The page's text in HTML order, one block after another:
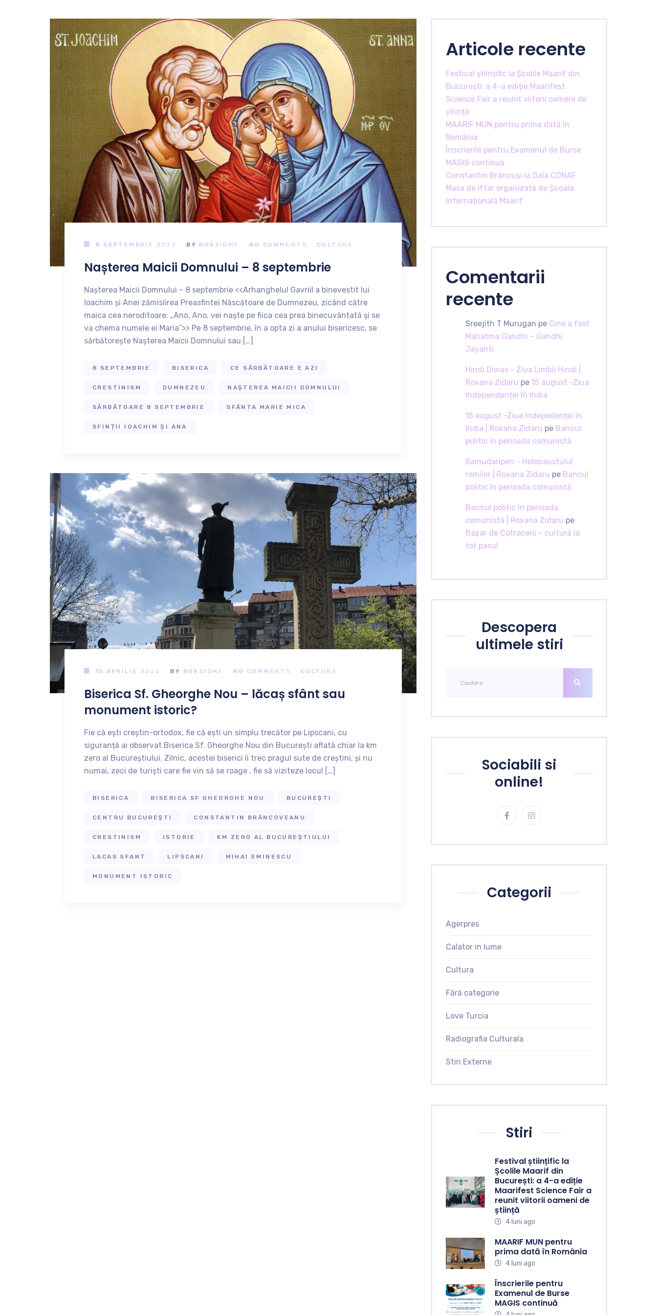
8 SEPTEMBRIE 2022 BY ROXZIDME NO COMMENTS CULTURA
Nașterea Maicii Domnului – 8 septembrie
Nașterea Maicii Domnului – 8 septembrie <<Arhanghelul Gavriil a binevestit lui
Ioachim și Anei zămislirea Preasfintei Născătoare de Dumnezeu, zicând către
maica cea neroditoare: „Ano, Ano, vei naște pe fiica cea prea binecuvântată și se
va chema numele ei Maria”>> Pe 8 septembrie, în a opta zi a anului bisericesc, se
sărbătorește Nașterea Maicii Domnului sau […]
8 SEPTEMBRIE BISERICA CE SĂRBĂTOARE E AZI
CRESTINISM DUMNEZEU NAȘTEREA MAICII DOMNULUI
SĂRBĂTOARE 8 SEPTEMBRIE SFÂNTA MARIE MICA
SFINȚII IOACHIM ȘI ANA
15 APRILIE 2022 BY ROXZIDME NO COMMENTS CULTURA
Biserica Sf. Gheorghe Nou – lăcaș sfânt sau
monument istoric?
Fie că ești creștin-ortodox, fie că ești un simplu trecător pe Lipscani, cu
siguranță ai observat Biserica Sf. Gheorghe Nou din București aflată chiar la km
zero al Bucureștiului. Zilnic, acestei biserici îi trec pragul sute de creștini, și nu
numai, zeci de turiști care fie vin să se roage , fie să viziteze locul […]
BISERICA BISERICA SF GHEORGHE NOU BUCUREȘTI
CENTRU BUCUREȘTI CONSTANTIN BRÂNCOVEANU
CRESTINISM ISTORIE KM ZERO AL BUCUREȘTIULUI
LACAS SFANT LIPSCANI MIHAI EMINESCU
MONUMENT ISTORIC
Articole recente
Festival științific la Școlile Maarif din
București: a 4-a ediție Maarifest
Science Fair a reunit viitorii oameni de
știință
MAARIF MUN pentru prima dată în
România
Înscrierile pentru Examenul de Burse
MAGIS continuă
Constantin Brâncuși la Gala CONAF
Masa de iftar organizată de Școala
Internațională Maarif
Comentarii
recente
Sreejith T Murugan pe Cine a fost
Mahatma Gandhi – Gandhi
Jayanti
Hindi Diwas - Ziua Limbii Hindi |
Roxana Zidaru pe 15 august -Ziua
Independenței în India
15 august -Ziua Indepedenței în
India | Roxana Zidaru pe Bancul
politic în perioada comunistă
Samudaripen - Holocaustulul
romilor | Roxana Zidaru pe Bancul
politic în perioada comunistă
Bancul politic în perioada
comunistă | Roxana Zidaru pe
Bazar de Cotroceni – cultură la
tot pasul
Descopera
ultimele stiri
Sociabili si
online!
Categorii
Agerpres
Calator in lume
Cultura
Fără categorie
Love Turcia
Radiografia Culturala
Stiri Externe
Stiri
Festival științific la
Școlile Maarif din
București: a 4-a ediție
Maarifest Science Fair a
reunit viitorii oameni de
știință
4 luni ago
MAARIF MUN pentru
prima dată în România
4 luni ago
Înscrierile pentru
Examenul de Burse
MAGIS continuă